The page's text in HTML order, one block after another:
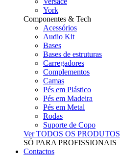
York
Componentes & Tech
Acessórios
Audio Kit
Bases
Bases de estruturas
Carregadores
Complementos
Camas
Pés em Plástico
Pés em Madeira
Pés em Metal
Rodas
Suporte de Copo
Ver TODOS OS PRODUTOS
SÓ PARA PROFISSIONAIS
Contactos